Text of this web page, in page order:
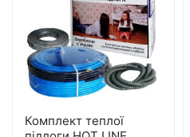
Комплект теплої